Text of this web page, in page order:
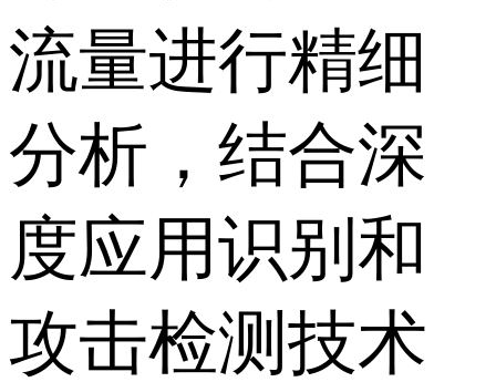
流量进行精细
分析，结合深
度应用识别和
攻击检测技术